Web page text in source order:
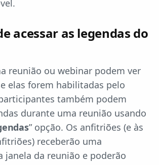
acessar as legendas do
reunião ou webinar podem ver
elas forem habilitadas pelo
também podem
durante uma reunião usando
” opção. Os anfitriões (e às
receberão uma
janela da reunião e poderão